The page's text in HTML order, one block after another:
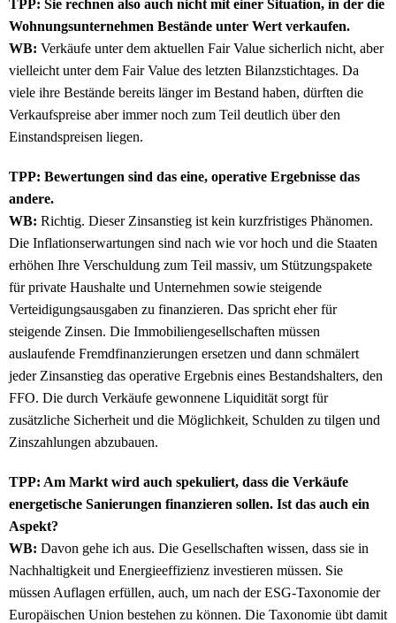
TPP: Sie rechnen also auch nicht mit einer Situation, in der die
Wohnungsunternehmen Bestände unter Wert verkaufen.
WB: Verkäufe unter dem aktuellen Fair Value sicherlich nicht, aber
vielleicht unter dem Fair Value des letzten Bilanzstichtages. Da
viele ihre Bestände bereits länger im Bestand haben, dürften die
Verkaufspreise aber immer noch zum Teil deutlich über den
Einstandspreisen liegen.
TPP: Bewertungen sind das eine, operative Ergebnisse das
andere.
WB: Richtig. Dieser Zinsanstieg ist kein kurzfristiges Phänomen.
Die Inflationserwartungen sind nach wie vor hoch und die Staaten
erhöhen Ihre Verschuldung zum Teil massiv, um Stützungspakete
für private Haushalte und Unternehmen sowie steigende
Verteidigungsausgaben zu finanzieren. Das spricht eher für
steigende Zinsen. Die Immobiliengesellschaften müssen
auslaufende Fremdfinanzierungen ersetzen und dann schmälert
jeder Zinsanstieg das operative Ergebnis eines Bestandshalters, den
FFO. Die durch Verkäufe gewonnene Liquidität sorgt für
zusätzliche Sicherheit und die Möglichkeit, Schulden zu tilgen und
Zinszahlungen abzubauen.
TPP: Am Markt wird auch spekuliert, dass die Verkäufe
energetische Sanierungen finanzieren sollen. Ist das auch ein
Aspekt?
WB: Davon gehe ich aus. Die Gesellschaften wissen, dass sie in
Nachhaltigkeit und Energieeffizienz investieren müssen. Sie
müssen Auflagen erfüllen, auch, um nach der ESG-Taxonomie der
Europäischen Union bestehen zu können. Die Taxonomie übt damit